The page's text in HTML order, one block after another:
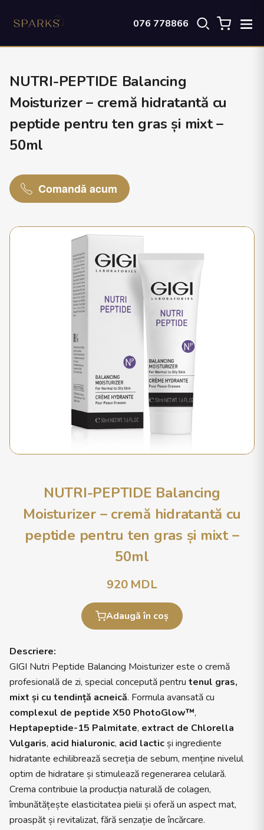
076 778866
NUTRI-PEPTIDE Balancing
Moisturizer – cremă hidratantă cu
peptide pentru ten gras și mixt –
50ml
Comandă acum
NUTRI-PEPTIDE Balancing
Moisturizer – cremă hidratantă cu
peptide pentru ten gras și mixt –
50ml
920MDL
Adaugă în coș
Descriere:
GIGI Nutri Peptide Balancing Moisturizer este o cremă
profesională de zi, special concepută pentru tenul gras,
mixt și cu tendință acneică. Formula avansată cu
complexul de peptide X50 PhotoGlow™,
Heptapeptide-15 Palmitate, extract de Chlorella
Vulgaris, acid hialuronic, acid lactic și ingrediente
hidratante echilibrează secreția de sebum, menține nivelul
optim de hidratare și stimulează regenerarea celulară.
Crema contribuie la producția naturală de colagen,
îmbunătățește elasticitatea pielii și oferă un aspect mat,
proaspăt și revitalizat, fără senzație de încărcare.